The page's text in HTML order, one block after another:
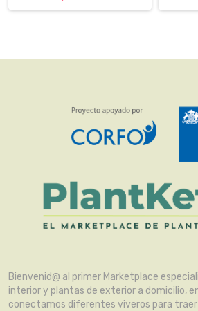
Bienvenid@ al primer Marketplace
interior y plantas de exterior a domicilio,
conectamos diferentes viveros para